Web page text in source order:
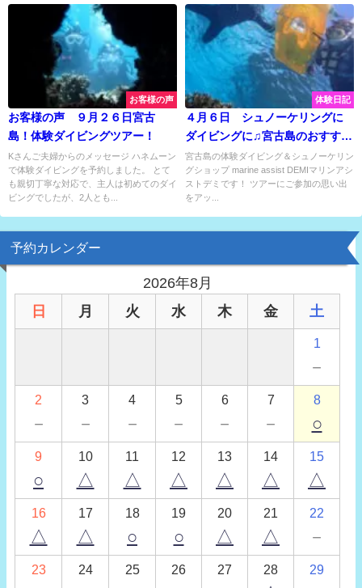
お客様の声
お客様の声 ９月２６日宮古
島！体験ダイビングツアー！
Kさんご夫婦からのメッセージ ハネムーン
で体験ダイビングを予約しました。 とて
も親切丁寧な対応で、主人は初めてのダイ
ビングでしたが、2人とも...
体験日記
４月６日 シュノーケリングに
ダイビングに♫宮古島のおすすめ
ビーチを大満喫♡
宮古島の体験ダイビング＆シュノーケリン
グショップ marine assist DEMIマリンアシ
ストデミです！ ツアーにご参加の思い出
をアッ...
予約カレンダー
2026年8月
日
月 火 水 木 金 土
1
－
2
－
3
－
4
－
5
－
6
－
7
－
8
○
9
○
10
△
11
△
12
△
13
△
14
△
15
△
16
△
17
△
18
○
19
○
20
△
21
△
22
－
23 24 25 26 27 28 29